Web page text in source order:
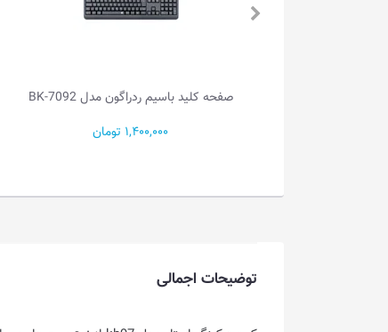
صفحه کلید باسیم ردراگون مدل
توضیحات اجمالی